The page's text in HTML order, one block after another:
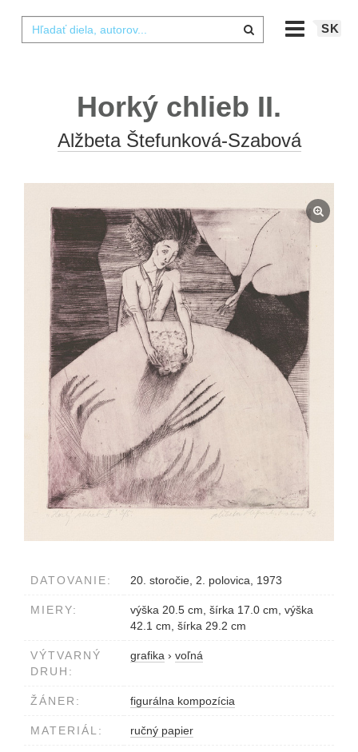
SK
Horký chlieb II.
Alžbeta Štefunková-Szabová
DATOVANIE: 20. storočie, 2. polovica, 1973
MIERY:
výška 20.5 cm, šírka 17.0 cm, výška
42.1 cm, šírka 29.2 cm
VÝTVARNÝ
DRUH:
grafika › voľná
ŽÁNER: figurálna kompozícia
MATERIÁL: ručný papier